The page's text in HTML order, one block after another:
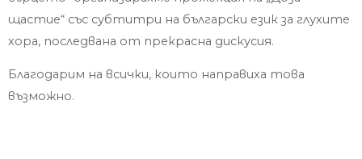
щастие“ със субтитри на български език за глухите
хора, последвана от прекрасна дискусия.
Благодарим на всички, които направиха това
възможно.